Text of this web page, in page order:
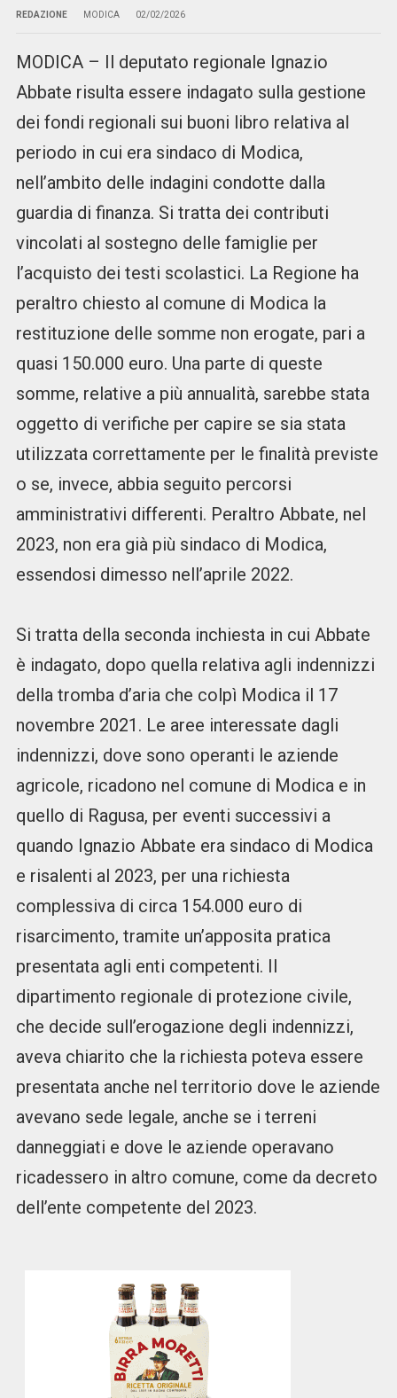
REDAZIONE MODICA 02/02/2026
MODICA – Il deputato regionale Ignazio
Abbate risulta essere indagato sulla gestione
dei fondi regionali sui buoni libro relativa al
periodo in cui era sindaco di Modica,
nell’ambito delle indagini condotte dalla
guardia di finanza. Si tratta dei contributi
vincolati al sostegno delle famiglie per
l’acquisto dei testi scolastici. La Regione ha
peraltro chiesto al comune di Modica la
restituzione delle somme non erogate, pari a
quasi 150.000 euro. Una parte di queste
somme, relative a più annualità, sarebbe stata
oggetto di verifiche per capire se sia stata
utilizzata correttamente per le finalità previste
o se, invece, abbia seguito percorsi
amministrativi differenti. Peraltro Abbate, nel
2023, non era già più sindaco di Modica,
essendosi dimesso nell’aprile 2022.
Si tratta della seconda inchiesta in cui Abbate
è indagato, dopo quella relativa agli indennizzi
della tromba d’aria che colpì Modica il 17
novembre 2021. Le aree interessate dagli
indennizzi, dove sono operanti le aziende
agricole, ricadono nel comune di Modica e in
quello di Ragusa, per eventi successivi a
quando Ignazio Abbate era sindaco di Modica
e risalenti al 2023, per una richiesta
complessiva di circa 154.000 euro di
risarcimento, tramite un’apposita pratica
presentata agli enti competenti. Il
dipartimento regionale di protezione civile,
che decide sull’erogazione degli indennizzi,
aveva chiarito che la richiesta poteva essere
presentata anche nel territorio dove le aziende
avevano sede legale, anche se i terreni
danneggiati e dove le aziende operavano
ricadessero in altro comune, come da decreto
dell’ente competente del 2023.